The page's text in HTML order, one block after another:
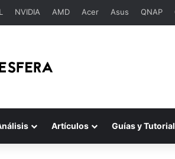
NVIDIA AMD Acer Asus QNAP
Artículos Guías y